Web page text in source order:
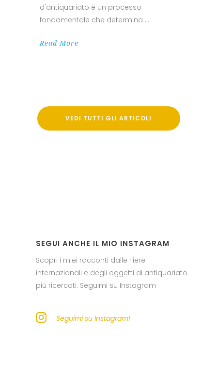
d'antiquariato è un processo
fondamentale che determina
Read More
VEDI TUTTI GLI ARTICOLI
SEGUI ANCHE IL MIO INSTAGRAM
Scopri i miei racconti dalle Fiere
internazionali e degli oggetti di antiquariato
più ricercati. Seguimi su Instagram
Seguimi su Instagram!